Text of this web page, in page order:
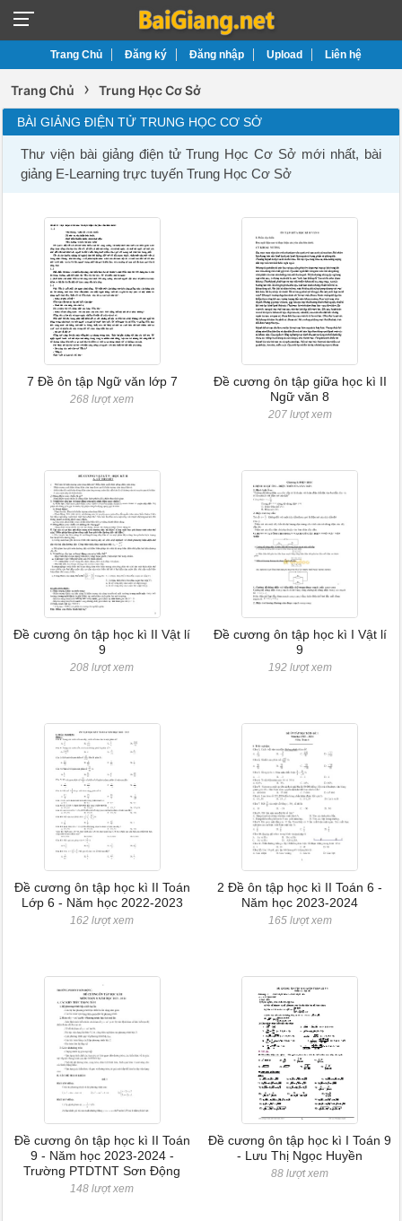
Trang Chủ Đăng ký Đăng nhập Upload Liên hệ
Trang Chủ › Trung Học Cơ Sở
BÀI GIẢNG ĐIỆN TỬ TRUNG HỌC CƠ SỞ
Thư viện bài giảng điện tử Trung Học Cơ Sở mới nhất, bài
giảng E-Learning trực tuyến Trung Học Cơ Sở
7 Đề ôn tập Ngữ văn lớp 7
268 lượt xem
Đề cương ôn tập giữa học kì II
Ngữ văn 8
207 lượt xem
Đề cương ôn tập học kì II Vật lí
9
208 lượt xem
Đề cương ôn tập học kì I Vật lí
9
192 lượt xem
Đề cương ôn tập học kì II Toán
Lớp 6 - Năm học 2022-2023
162 lượt xem
2 Đề ôn tập học kì II Toán 6 -
Năm học 2023-2024
165 lượt xem
Đề cương ôn tập học kì II Toán
9 - Năm học 2023-2024 -
Trường PTDTNT Sơn Động
148 lượt xem
Đề cương ôn tập học kì I Toán 9
- Lưu Thị Ngọc Huyền
88 lượt xem